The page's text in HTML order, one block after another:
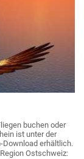
buchen oder
ist unter der
Download erhältlich.
Ostschweiz: